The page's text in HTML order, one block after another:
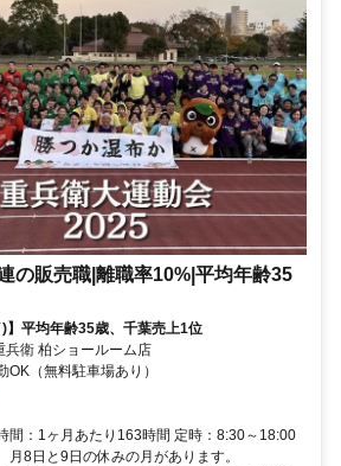
の販売職|離職率10%|平均年齢35
)】平均年齢35歳、千葉売上1位
兵衛 柏ショールーム店
（無料駐車場あり）
間：1ヶ月あたり163時間 定時：8:30～18:00
月8日と9日の休みの月があります。